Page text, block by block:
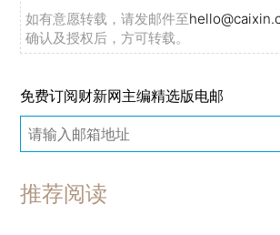
如有意愿转载，请发邮件至
确认及授权后，方可转载。
免费订阅财新网主编精选版电邮
推荐阅读